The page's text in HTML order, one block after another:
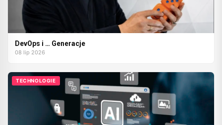
DevOps i … Generacje
08 lip 2026
TECHNOLOGIE